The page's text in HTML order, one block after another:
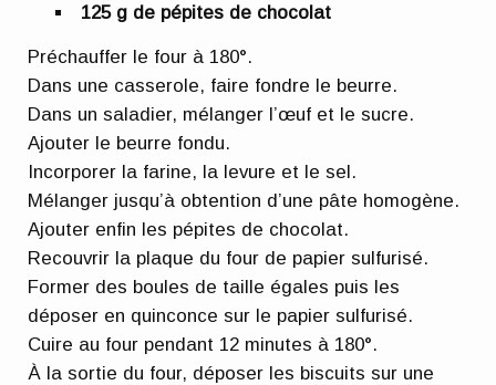
125 g de pépites de chocolat
Préchauffer le four à 180°.
Dans une casserole, faire fondre le beurre.
Dans un saladier, mélanger l’œuf et le sucre.
Ajouter le beurre fondu.
Incorporer la farine, la levure et le sel.
Mélanger jusqu’à obtention d’une pâte homogène.
Ajouter enfin les pépites de chocolat.
Recouvrir la plaque du four de papier sulfurisé.
Former des boules de taille égales puis les
déposer en quinconce sur le papier sulfurisé.
Cuire au four pendant 12 minutes à 180°.
À la sortie du four, déposer les biscuits sur une